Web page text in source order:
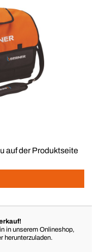
auf der Produktseite
in unserem Onlineshop,
herunterzuladen.